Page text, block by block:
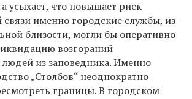
усыхает, что повышает риск
связи именно городские службы, из-
близости, могли бы оперативно
возгораний
людей из заповедника. Именно
„Столбов“ неоднократно
границы. В городском